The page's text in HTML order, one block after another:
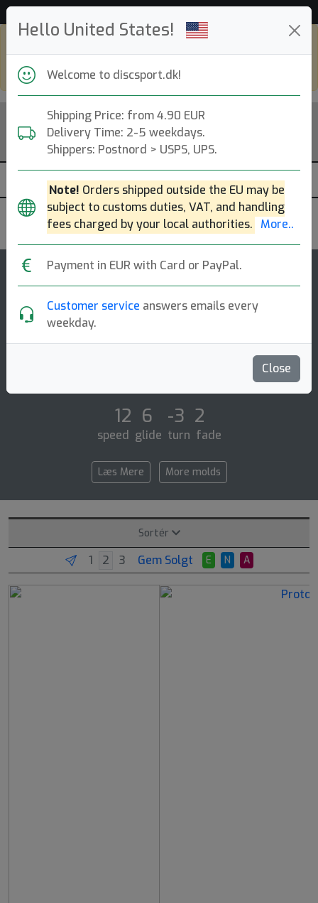
Hello United States!
Welcome to discsport.dk!
Shipping Price: from 4.90 EUR
Delivery Time: 2-5 weekdays.
Shippers: Postnord > USPS, UPS.
Note! Orders shipped outside the EU may be
subject to customs duties, VAT, and handling
fees charged by your local authorities. More..
Payment in EUR with Card or PayPal.
Customer service answers emails every
weekday.
Close
go todiscsport.com
Innova
99
Tern
The tern is a speed 12 distance driver with a flight
similar to the archon with exceptional glide. as the
name suggests, the tern is an easy [...]
12 6 -3 2
speed glide turn fade
Læs Mere More molds
Sortér
Gem Solgt E N A